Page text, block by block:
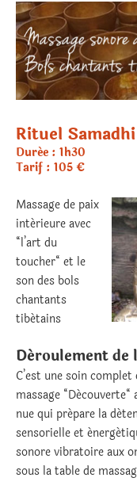
Rituel Samadhi
Durée : 1h30
Tarif : 105 €
Massage de paix
intérieure avec
“l’art du
toucher“ et le
son des bols
chantants
tibétains
Déroulement de
C’est une soin
massage
nue qui prépare la
sensorielle et
sonore vibratoire aux
sous la table de